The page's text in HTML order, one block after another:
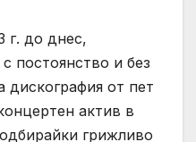
г. до днес,
постоянство и без
дискография от пет
актив в
грижливо